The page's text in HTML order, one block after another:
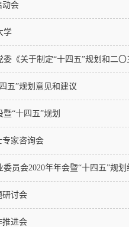
动会
学
《关于制定“十四五”规划和二
五”规划意见和建议
“十四五”规划
专家咨询会
员会2020年年会暨“十四五”规
研讨会
推进会